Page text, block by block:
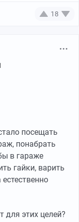
Впереди
раз.
18
посещать
понабрать
в гараже
гайки, варить
для этих целей?